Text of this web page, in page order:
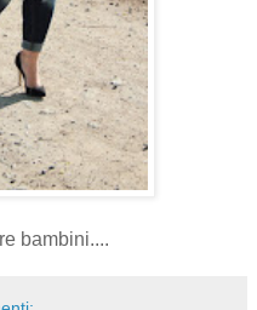
bambini....